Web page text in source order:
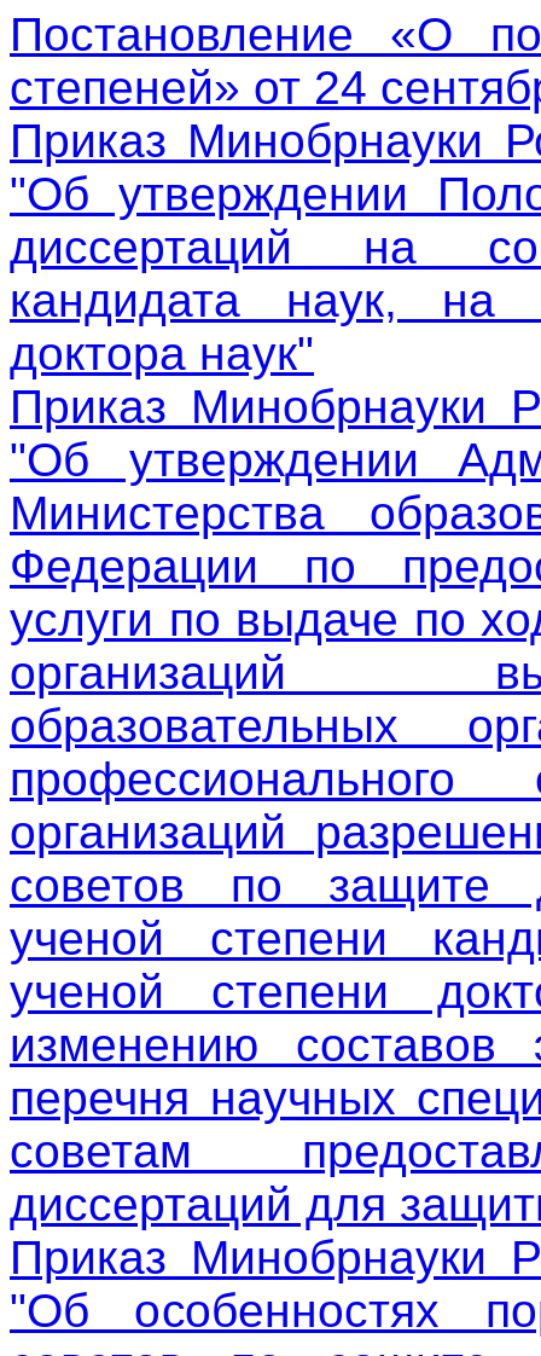
Постановление «О
степеней» от 24
Приказ Минобрнауки
"Об утверждении
диссертаций на
кандидата наук, на
доктора наук"
Приказ Минобрнауки
"Об утверждении
Министерства
Федерации по
услуги по выдаче по
организаций
образовательных
организаций
советов по защите
ученой степени
ученой степени
изменению составов
перечня научных
советам
диссертаций для
Приказ Минобрнауки
"Об особенностях